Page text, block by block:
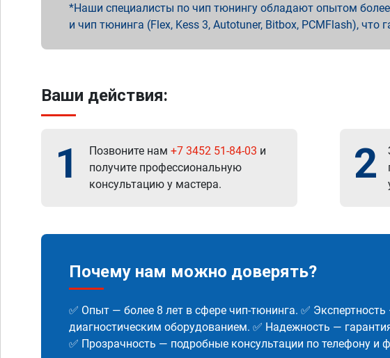
Наши специалисты по чип тюнингу обладают опытом
и чип тюнинга (Flex, Kess 3, Autotuner, Bitbox, PCMFlash),
Ваши действия:
1 Позвоните нам +7 3452 51-84-03 и
получите профессиональную
консультацию у мастера.
2
Почему нам можно доверять?
✅ Опыт — более 8 лет в сфере чип-тюнинга. ✅
диагностическим оборудованием. ✅ Надежность —
✅ Прозрачность — подробные консультации по телефону и